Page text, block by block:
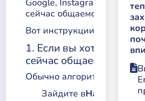
Google, Instagram,
сейчас общаемся).
Вот инструкции для
1. Если вы хотите
сейчас общаемся):
Обычно алгоритм везде
Зайдите вНастройки